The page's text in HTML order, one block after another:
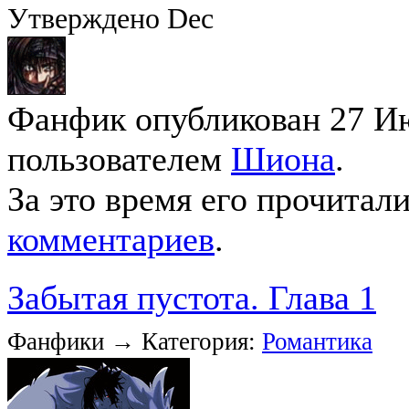
Утверждено Dec
Фанфик опубликован 27
пользователем Шиона.
За это время его
комментариев.
Забытая пустота. Глава 1
Фанфики → Категория: Романтика